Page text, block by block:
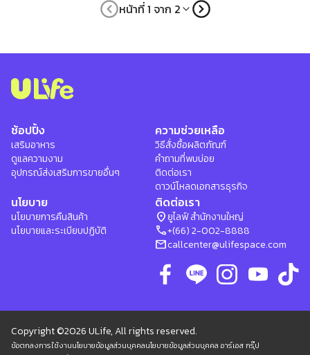
หน้าที่ 1 จาก 2
ช้อปปิ้ง
เสริมอาหาร
ดูแลความงาม
อุปกรณ์ส่งเสริมการขายอื่นๆ
ความช่วยเหลือ
วิธีสั่งซื้อผลิตภัณฑ์
คำถามที่พบบ่อย
ติดต่อเรา
ดาวน์โหลดเอกสารธุรกิจ
นโยบาย
นโยบายการคืนสินค้า
นโยบายและระเบียบปฏิบัติ
ติดต่อเรา
location_onยูไลฟ์ สำนักงานใหญ่
phone+(66) 2-002-8888
mailcallcenter@ulifespace.com
Copyright ©2026 ULife, All rights reserved.
ข้อตกลงการใช้งานนโยบายข้อมูลส่วนบุคคลนโยบายข้อมูลส่วนบุคคล อาร์เอส กรุ๊ป